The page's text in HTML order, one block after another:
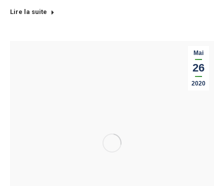
Lire la suite
Mai
26
2020